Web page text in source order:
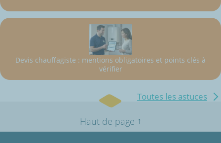
Devis chauffagiste : mentions obligatoires et points clés à
vérifier
Toutes les astuces
Haut de page ↑